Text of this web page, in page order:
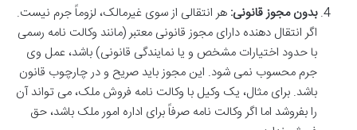
بدون مجوز قانونی: هر انتقالی از سوی غیرمالک، لزوماً جرم نیست.
اگر انتقال دهنده دارای مجوز قانونی معتبر (مانند وکالت نامه رسمی
با حدود اختیارات مشخص و یا نمایندگی قانونی) باشد، عمل وی
جرم محسوب نمی شود. این مجوز باید صریح و در چارچوب قانون
باشد. برای مثال، یک وکیل با وکالت نامه فروش ملک، می تواند آن
را بفروشد اما اگر وکالت نامه صرفاً برای اداره امور ملک باشد، حق